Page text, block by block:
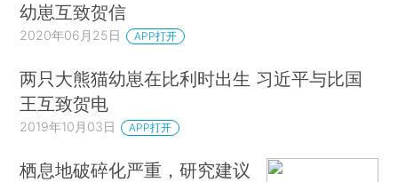
幼崽互致贺信
2020年06月25日 APP打开
两只大熊猫幼崽在比利时出生 习近平与比国
王互致贺电
2019年10月03日 APP打开
栖息地破碎化严重，研究建议